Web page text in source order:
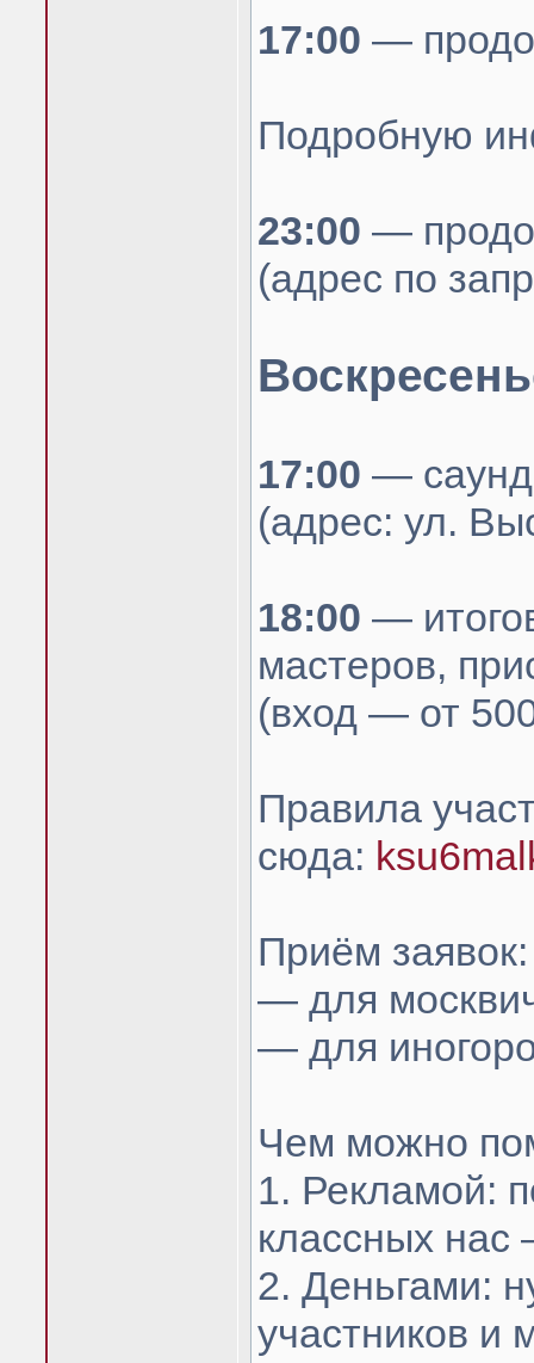
17:00 —
Подробную
23:00 —
(адрес по
17:00 —
(адрес: ул.
18:00 —
мастеров,
(вход — от
Правила
сюда:
Приём заявок:
— для
— для
Чем можно
1. Рекламой:
классных
2. Деньгами:
участников